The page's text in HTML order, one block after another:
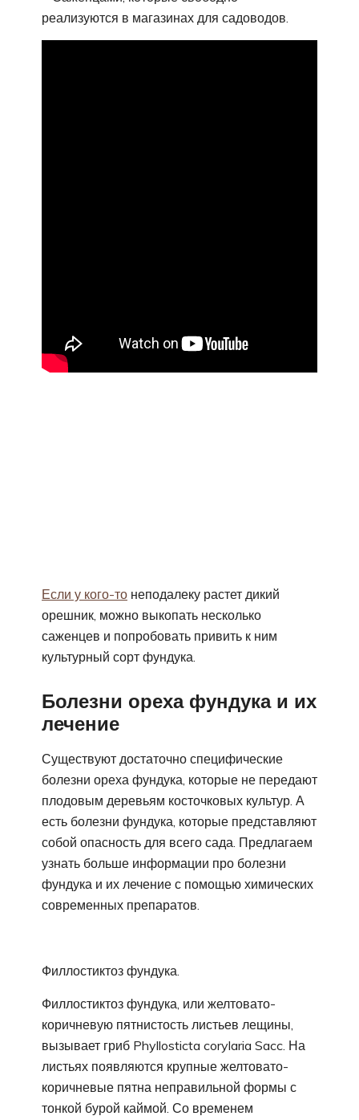
реализуются в магазинах для садоводов.
Если у кого-то неподалеку растет дикий
орешник, можно выкопать несколько
саженцев и попробовать привить к ним
культурный сорт фундука.
Болезни ореха фундука и их
лечение
Существуют достаточно специфические
болезни ореха фундука, которые не передают
плодовым деревьям косточковых культур. А
есть болезни фундука, которые представляют
собой опасность для всего сада. Предлагаем
узнать больше информации про болезни
фундука и их лечение с помощью химических
современных препаратов.
Филлостиктоз фундука.
Филлостиктоз фундука, или желтовато-
коричневую пятнистость листьев лещины,
вызывает гриб Phyllosticta corylaria Sacc. На
листьях появляются крупные желтовато-
коричневые пятна неправильной формы с
тонкой бурой каймой. Со временем